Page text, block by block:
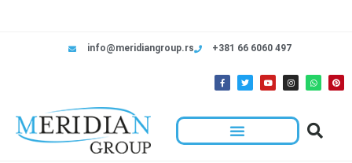
info@meridiangroup.rs +381 66 6060 497